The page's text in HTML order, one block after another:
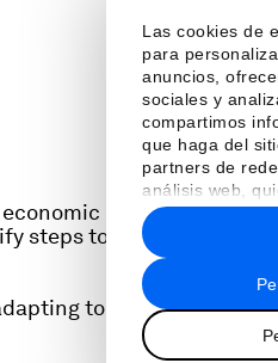
Las cookies de
para
anuncios,
sociales y
compartimos
que haga del
partners de
análisis web,
combinarla con
haya
recopilado a
hecho de sus
policies and
steps to strengthen
to operate